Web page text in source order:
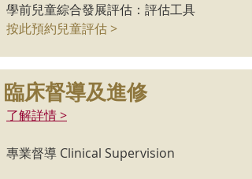
學前兒童綜合發展評估：評估工具
按此預約兒童評估 >
臨床督導及進修
了解詳情 >
專業督導 Clinical Supervision